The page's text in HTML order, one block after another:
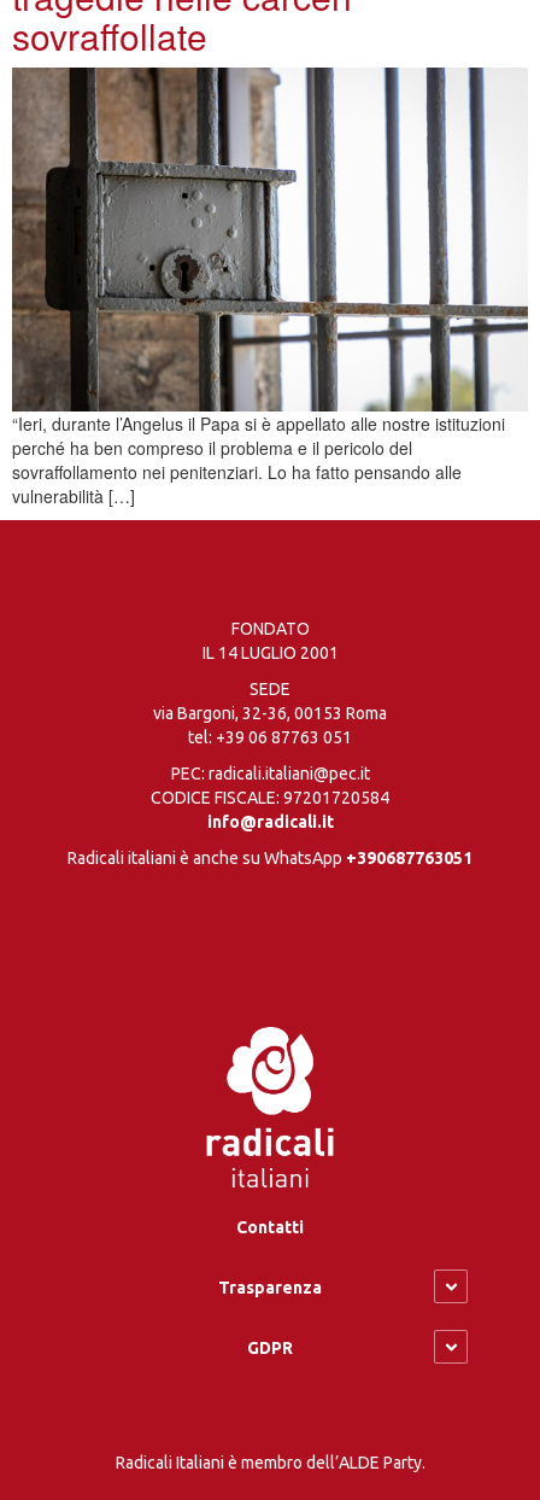
sovraffollate
“Ieri, durante l’Angelus il Papa si è appellato alle nostre istituzioni
perché ha ben compreso il problema e il pericolo del
sovraffollamento nei penitenziari. Lo ha fatto pensando alle
vulnerabilità […]
FONDATO
IL 14 LUGLIO 2001
SEDE
via Bargoni, 32-36, 00153 Roma
tel: +39 06 87763 051
PEC: radicali.italiani@pec.it
CODICE FISCALE: 97201720584
info@radicali.it
Radicali italiani è anche su WhatsApp +390687763051
Contatti
Trasparenza
GDPR
Radicali Italiani è membro dell’ALDE Party.